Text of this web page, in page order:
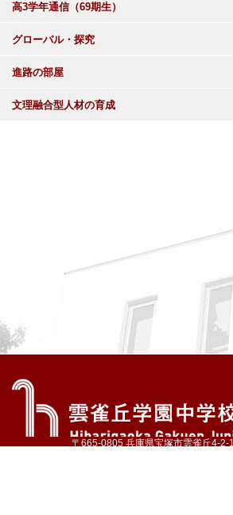
高3学年通信（69期生）
グローバル・探究
進路の部屋
文理融合型人材の育成
〒665-0805 兵庫県宝塚市雲雀丘4-2-1